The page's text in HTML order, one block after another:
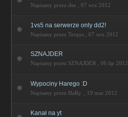
Napisany przez dsn , 07 wrz 2012
1vs5 na serwerze only dd2!
Napisany przez Terqus , 07 wrz 2012
SZNAJDER
Napisany przez SZNAJDER , 06 lip 2012
Wypociny Harego :D
Napisany przez HaRy. , 19 mar 2012
Kanał na yt